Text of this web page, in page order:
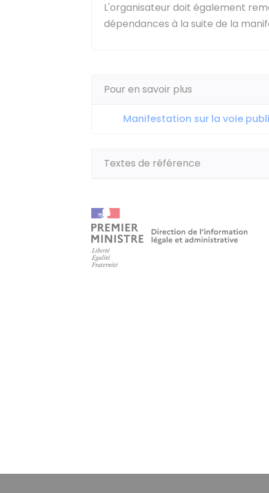
L'organisateur doit également
dépendances à la suite de la
Pour en savoir plus
Manifestation sur la voie
Textes de référence